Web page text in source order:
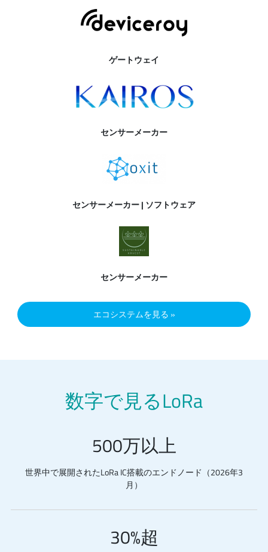
ゲートウェイ
センサーメーカー
センサーメーカー | ソフトウェア
センサーメーカー
エコシステムを見る
数字で見るLoRa
500万以上
世界中で展開されたLoRa IC搭載のエンドノード（2026年3
月）
30%超